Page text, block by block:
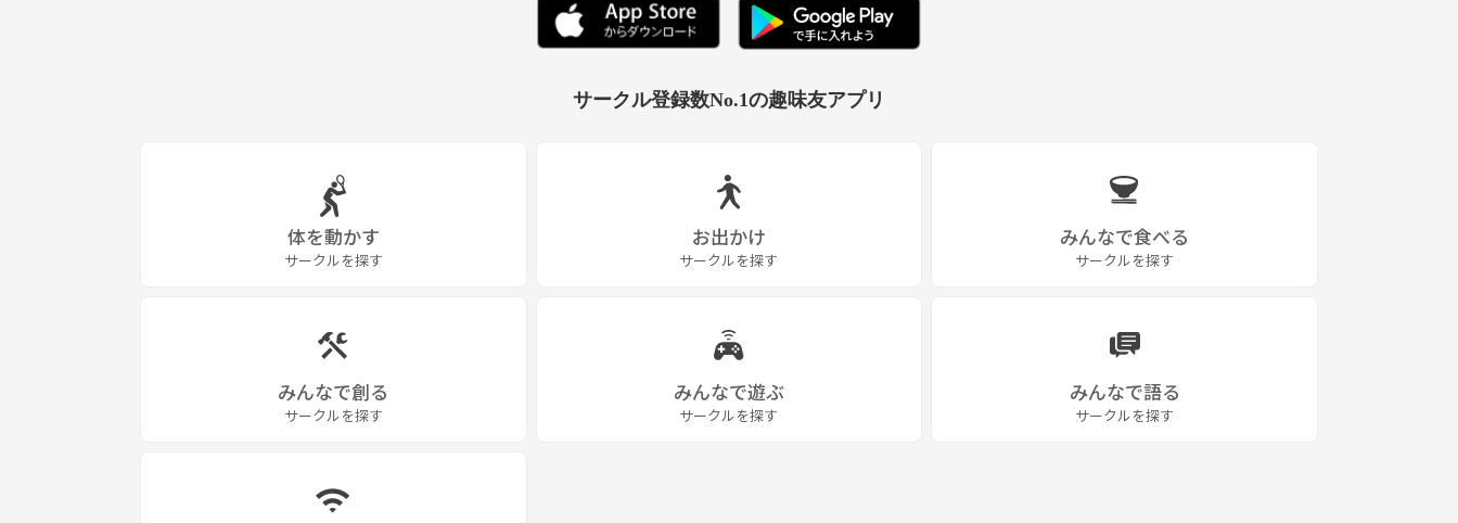
サークル登録数No.1の趣味友アプリ
体を動かす
サークルを探す
お出かけ
サークルを探す
みんなで食べる
サークルを探す
みんなで創る
サークルを探す
みんなで遊ぶ
サークルを探す
みんなで語る
サークルを探す